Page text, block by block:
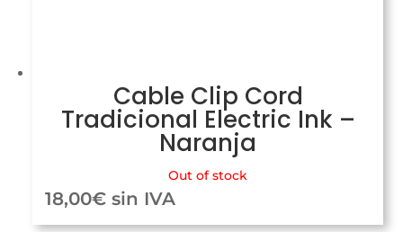
Cable Clip Cord
Tradicional Electric Ink –
Naranja
Out of stock
18,00€ sin IVA